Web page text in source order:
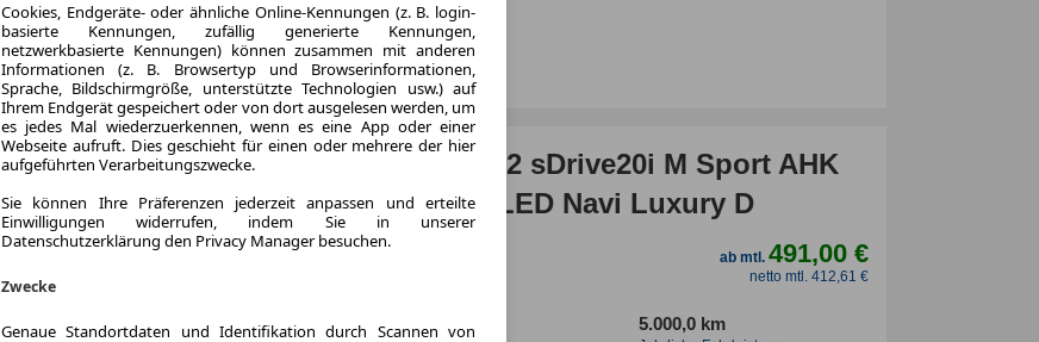
BMW X2 sDrive20i M Sport AHK
Adapt LED Navi Luxury D
ab mtl.491,00 €
netto mtl. 412,61 €
5.000,0 km
LEASING
Cookies, Endgeräte- oder ähnliche Online-Kennungen (z. B. login-
basierte Kennungen, zufällig generierte Kennungen,
netzwerkbasierte Kennungen) können zusammen mit anderen
Informationen (z. B. Browsertyp und Browserinformationen,
Sprache, Bildschirmgröße, unterstützte Technologien usw.) auf
Ihrem Endgerät gespeichert oder von dort ausgelesen werden, um
es jedes Mal wiederzuerkennen, wenn es eine App oder einer
Webseite aufruft. Dies geschieht für einen oder mehrere der hier
aufgeführten Verarbeitungszwecke.
Sie können Ihre Präferenzen jederzeit anpassen und erteilte
Einwilligungen widerrufen, indem Sie in unserer
Datenschutzerklärung den Privacy Manager besuchen.
Zwecke
Genaue Standortdaten und Identifikation durch Scannen von